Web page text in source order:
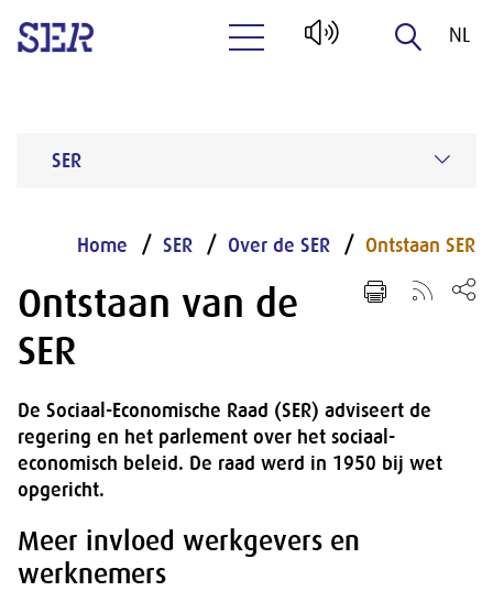
NL
SER
Home SER Over de SER Ontstaan SER
Ontstaan van de
SER
De Sociaal-Economische Raad (SER) adviseert de
regering en het parlement over het sociaal-
economisch beleid. De raad werd in 1950 bij wet
opgericht.
Meer invloed werkgevers en
werknemers